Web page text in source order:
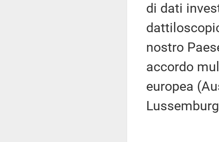
di dati
nostro
accordo
europea